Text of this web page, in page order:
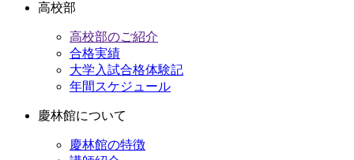
高校部
高校部のご紹介
合格実績
大学入試合格体験記
年間スケジュール
慶林館について
慶林館の特徴